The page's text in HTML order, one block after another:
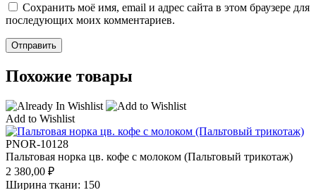
Сохранить моё имя, email и адрес сайта в этом браузере для
последующих моих комментариев.
Похожие товары
Add to Wishlist
PNOR-10128
Пальтовая норка цв. кофе с молоком (Пальтовый трикотаж)
2 380,00 ₽
Ширина ткани: 150